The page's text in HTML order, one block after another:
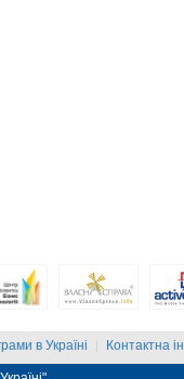
в Україні | Контактна